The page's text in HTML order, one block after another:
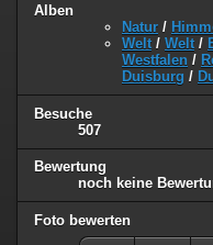
Alben
Natur /
Welt / Welt /
Westfalen /
Duisburg /
Besuche
507
Bewertung
noch keine
Foto bewerten